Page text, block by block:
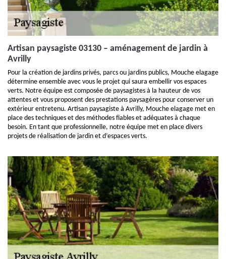
Artisan paysagiste 03130 – aménagement de jardin à
Avrilly
Pour la création de jardins privés, parcs ou jardins publics, Mouche elagage
détermine ensemble avec vous le projet qui saura embellir vos espaces
verts. Notre équipe est composée de paysagistes à la hauteur de vos
attentes et vous proposent des prestations paysagères pour conserver un
extérieur entretenu. Artisan paysagiste à Avrilly, Mouche elagage met en
place des techniques et des méthodes fiables et adéquates à chaque
besoin. En tant que professionnelle, notre équipe met en place divers
projets de réalisation de jardin et d’espaces verts.